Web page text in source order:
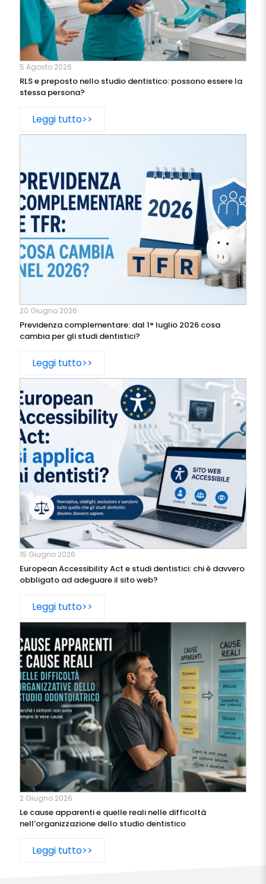
5 Agosto 2026
RLS e preposto nello studio dentistico: possono essere la
stessa persona?
Leggi tutto>>
20 Giugno 2026
Previdenza complementare: dal 1° luglio 2026 cosa
cambia per gli studi dentistici?
Leggi tutto>>
15 Giugno 2026
European Accessibility Act e studi dentistici: chi è davvero
obbligato ad adeguare il sito web?
Leggi tutto>>
2 Giugno 2026
Le cause apparenti e quelle reali nelle difficoltà
nell’organizzazione dello studio dentistico
Leggi tutto>>